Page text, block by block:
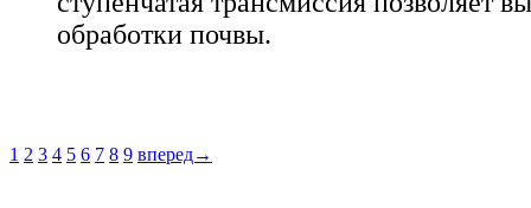
обработки почвы.
1 2 3 4 5 6 7 8 9 вперед→